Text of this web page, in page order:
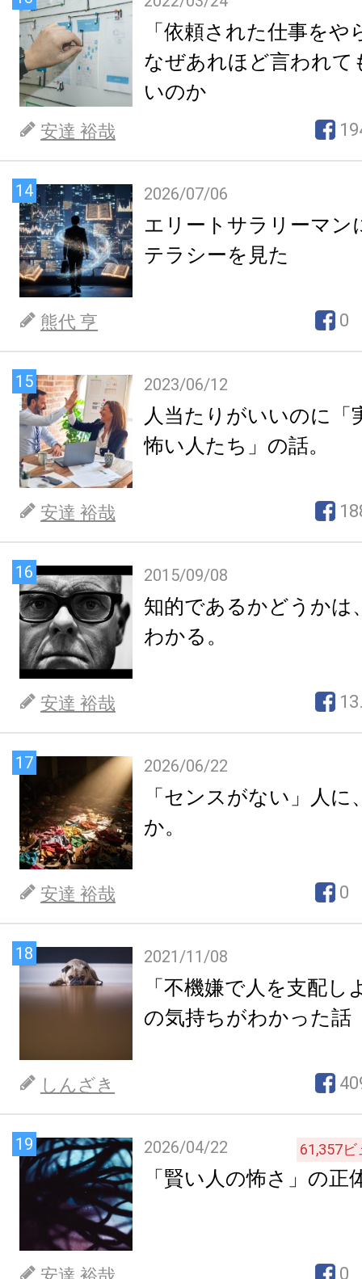
「依頼された仕事を
なぜあれほど言われて
いのか
安達 裕哉
14 2026/07/06
エリートサラリーマン
テラシーを見た
熊代 亨 0
15 2023/06/12
人当たりがいいのに「
怖い人たち」の話。
安達 裕哉
16 2015/09/08
知的であるかどうかは
わかる。
安達 裕哉
17 2026/06/22
「センスがない」人
か。
安達 裕哉 0
18 2021/11/08
「不機嫌で人を支配し
の気持ちがわかった話
しんざき
19 2026/04/22 61,357ビ
「賢い人の怖さ」の正
安達 裕哉 0